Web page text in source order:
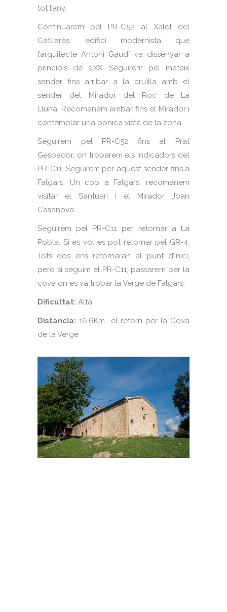
tot l’any.
Continuarem pel PR-C52 al Xalet del
Catllaràs, edifici modernista que
l’arquitecte Antoni Gaudí va dissenyar a
principis de s.XX. Seguirem pel mateix
sender fins arribar a la cruïlla amb el
sender del Mirador del Roc de La
Lluna. Recomanem arribar fins el Mirador i
contemplar una bonica vista de la zona.
Seguirem pel PR-C52 fins al Prat
Gespador, on trobarem els indicadors del
PR-C11. Seguirem per aquest sender fins a
Falgars. Un cop a Falgars, recomanem
visitar el Santuari i el Mirador Joan
Casanova.
Seguirem pel PR-C11 per retornar a La
Pobla. Si es vol es pot retornar pel GR-4.
Tots dos ens retornaran al punt d’inici,
però si seguim el PR-C11, passarem per la
cova on es va trobar la Verge de Falgars.
Dificultat: Alta
Distància: 16.6Km., el retorn per la Cova
de la Verge